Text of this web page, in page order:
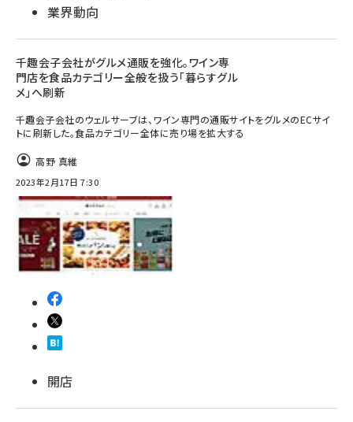
業界動向
千趣会子会社がグルメ通販を強化。ワイン専
門店を食品カテゴリー全般を扱う「暮らすグル
メ」へ刷新
千趣会子会社のウェルサーブは、ワイン専門の通販サイトをグルメのECサイ
トに刷新した。食品カテゴリー全体に売り場を拡大する
高野 真維
2023年2月17日 7:30
開店